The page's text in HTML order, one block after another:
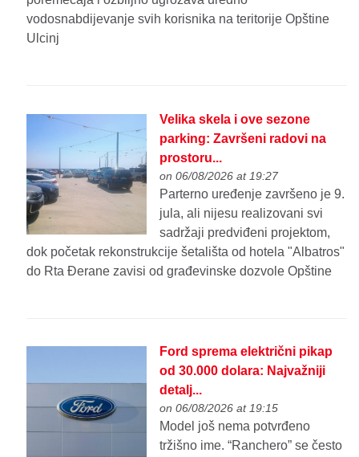
vodosnabdijevanje svih korisnika na teritorije Opštine
Ulcinj
Velika skela i ove sezone
parking: Završeni radovi na
prostoru...
on 06/08/2026 at 19:27
Parterno uređenje završeno je 9.
jula, ali nijesu realizovani svi
sadržaji predviđeni projektom,
dok početak rekonstrukcije šetališta od hotela "Albatros"
do Rta Đerane zavisi od građevinske dozvole Opštine
Ford sprema električni pikap
od 30.000 dolara: Najvažniji
detalj...
on 06/08/2026 at 19:15
Model još nema potvrđeno
tržišno ime. “Ranchero” se često